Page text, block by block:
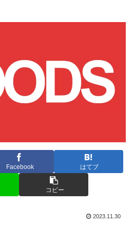
Facebook はてブ
コピー
2023.11.30